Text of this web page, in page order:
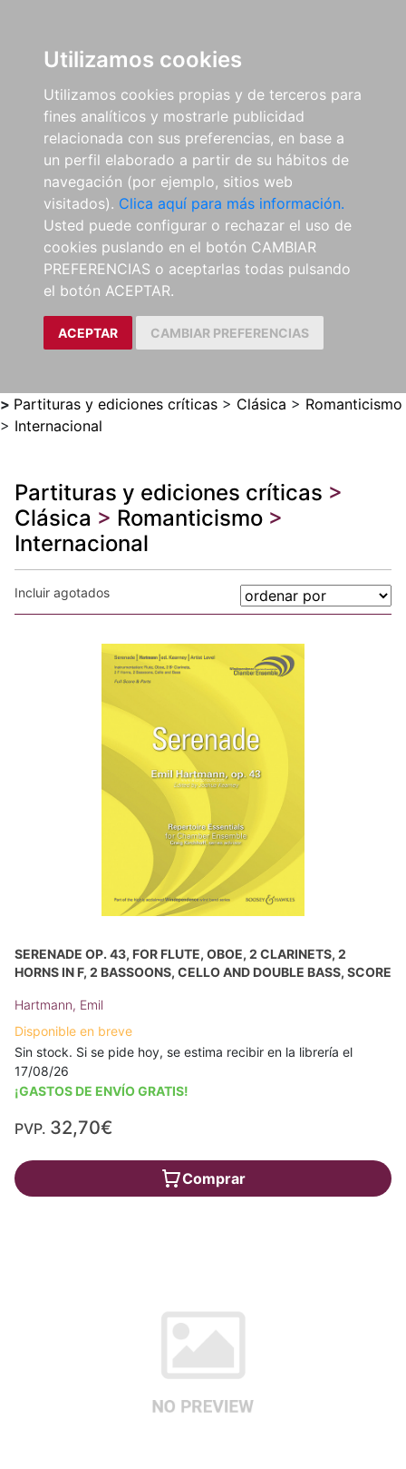
Utilizamos cookies
Utilizamos cookies propias y de terceros para
fines analíticos y mostrarle publicidad
relacionada con sus preferencias, en base a
un perfil elaborado a partir de su hábitos de
navegación (por ejemplo, sitios web
visitados). Clica aquí para más información.
Usted puede configurar o rechazar el uso de
cookies puslando en el botón CAMBIAR
PREFERENCIAS o aceptarlas todas pulsando
el botón ACEPTAR.
ACEPTAR CAMBIAR PREFERENCIAS
> Partituras y ediciones críticas > Clásica > Romanticismo
> Internacional
Partituras y ediciones críticas >
Clásica > Romanticismo >
Internacional
Incluir agotados
SERENADE OP. 43, FOR FLUTE, OBOE, 2 CLARINETS, 2
HORNS IN F, 2 BASSOONS, CELLO AND DOUBLE BASS, SCORE
Hartmann, Emil
Disponible en breve
Sin stock. Si se pide hoy, se estima recibir en la librería el
17/08/26
¡GASTOS DE ENVÍO GRATIS!
PVP. 32,70€
Comprar